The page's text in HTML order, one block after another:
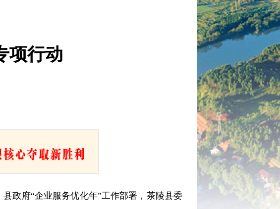
项行动
政府“企业服务优化年”工作部署，茶陵县委